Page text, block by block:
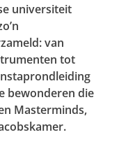
universiteit
van
tot
bewonderen die
Masterminds,